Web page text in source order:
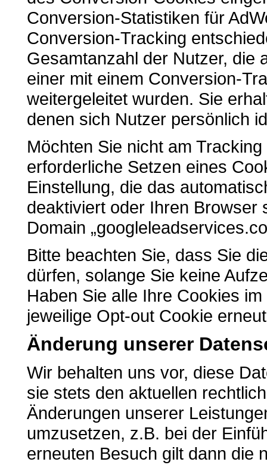
Conversion-Statistiken für
Conversion-Tracking
Gesamtanzahl der Nutzer, die
einer mit einem Conversion-
weitergeleitet wurden. Sie
denen sich Nutzer persönlich
Möchten Sie nicht am
erforderliche Setzen eines
Einstellung, die das
deaktiviert oder Ihren Browser
Domain
Bitte beachten Sie, dass Sie
dürfen, solange Sie keine
Haben Sie alle Ihre Cookies
jeweilige Opt-out Cookie
Änderung unserer
Wir behalten uns vor, diese
sie stets den aktuellen
Änderungen unserer
umzusetzen, z.B. bei der
erneuten Besuch gilt dann die